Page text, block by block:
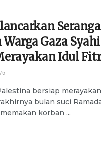
Gaza
Idul
bersiap
bulan suci
korban ...